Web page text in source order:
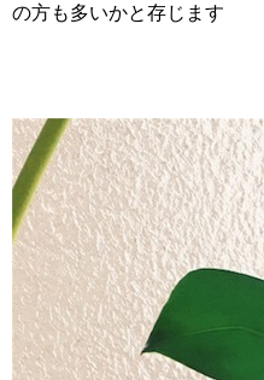
の方も多いかと存じます